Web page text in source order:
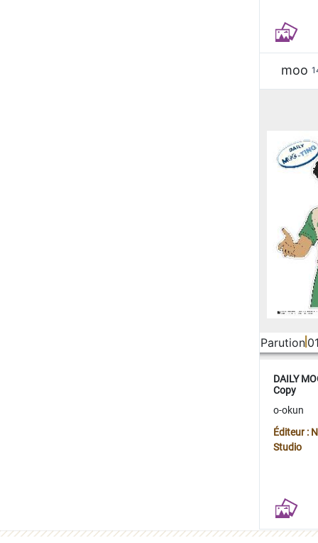
moo
Parution
DAILY
Copy
o-okun
Éditeur :
Studio